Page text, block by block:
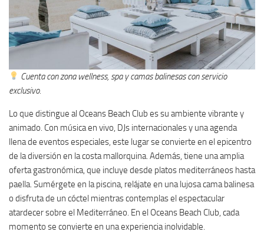
Cuenta con zona wellness, spa y camas balinesas con servicio
exclusivo.
Lo que distingue al Oceans Beach Club es su ambiente vibrante y
animado. Con música en vivo, DJs internacionales y una agenda
llena de eventos especiales, este lugar se convierte en el epicentro
de la diversión en la costa mallorquina. Además, tiene una amplia
oferta gastronómica, que incluye desde platos mediterráneos hasta
paella. Sumérgete en la piscina, relájate en una lujosa cama balinesa
o disfruta de un cóctel mientras contemplas el espectacular
atardecer sobre el Mediterráneo. En el Oceans Beach Club, cada
momento se convierte en una experiencia inolvidable.